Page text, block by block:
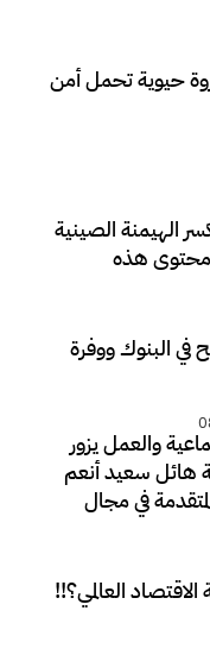
حيوية تحمل أمن
الهيمنة الصينية
محتوى هذه
في البنوك ووفرة
والعمل يزور
هائل سعيد أنعم
في مجال
العالمي؟!!